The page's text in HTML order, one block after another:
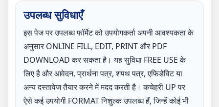
उपलब्ध सुविधाएँ
इस पेज पर उपलब्ध फॉर्मेट को उपयोगकर्ता अपनी आवश्यकता के
अनुसार ONLINE FILL, EDIT, PRINT और PDF
DOWNLOAD कर सकता है। यह सुविधा FREE USE के
लिए है और आवेदन, प्रार्थना पत्र, शपथ पत्र, एफिडेविट या
अन्य दस्तावेज तैयार करने में मदद करती है। कचेहरी UP पर
ऐसे कई उपयोगी FORMAT निशुल्क उपलब्ध हैं, जिन्हें कोई भी